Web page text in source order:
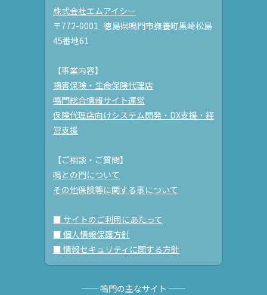
株式会社エムアイシー
〒772-0001 徳島県鳴門市撫養町黒崎松島
45番地61
【事業内容】
損害保険・生命保険代理店
鳴門総合情報サイト運営
保険代理店向けシステム開発・DX支援・経
営支援
【ご相談・ご質問】
鳴との門について
その他保険等に関する事について
■ サイトのご利用にあたって
■ 個人情報保護方針
■ 情報セキュリティに関する方針
── 鳴門の主なサイト ──